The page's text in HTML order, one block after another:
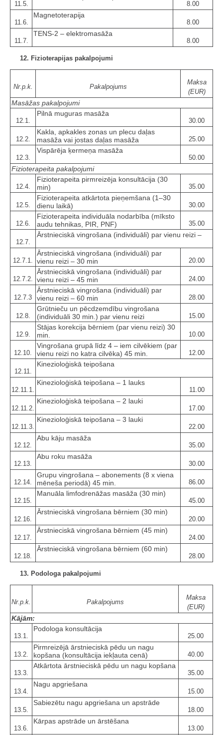
11.5. 8.00
11.6.
Magnetoterapija
8.00
11.7.
TENS-2 – elektromasāža
8.00
12. Fizioterapijas pakalpojumi
Nr.p.k. Pakalpojums
Maksa
(EUR)
Masāžas pakalpojumi
12.1.
Pilnā muguras masāža
30.00
12.2.
Kakla, apkakles zonas un plecu daļas
masāža vai jostas daļas masāža
25.00
12.3.
Vispārēja ķermeņa masāža
50.00
Fizioterapeita pakalpojumi
12.4.
Fizioterapeita pirmreizēja konsultācija (30
min)
35.00
12.5.
Fizioterapeita atkārtota pieņemšana (1–30
dienu laikā)
30.00
12.6.
Fizioterapeita individuāla nodarbība (mīksto
audu tehnikas, PIR, PNF)
35.00
12.7.
Ārstnieciskā vingrošana (individuāli) par vienu reizi –
12.7.1.
Ārstnieciskā vingrošana (individuāli) par
vienu reizi – 30 min
20.00
12.7.2.
Ārstnieciskā vingrošana (individuāli) par
vienu reizi – 45 min
24.00
12.7.3
Ārstnieciskā vingrošana (individuāli) par
vienu reizi – 60 min
28.00
12.8.
Grūtnieču un pēcdzemdību vingrošana
(individuāli 30 min.) par vienu reizi
15.00
12.9.
Stājas korekcija bērniem (par vienu reizi) 30
min.
10.00
12.10.
Vingrošana grupā līdz 4 – iem cilvēkiem (par
vienu reizi no katra cilvēka) 45 min.
12.00
12.11.
Kinezioloģiskā teipošana
12.11.1.
Kinezioloģiskā teipošana – 1 lauks
11.00
12.11.2.
Kinezioloģiskā teipošana – 2 lauki
17.00
12.11.3.
Kinezioloģiskā teipošana – 3 lauki
22.00
12.12.
Abu kāju masāža
35.00
12.13.
Abu roku masāža
30.00
12.14.
Grupu vingrošana – abonements (8 x viena
mēneša periodā) 45 min.
86.00
12.15.
Manuāla limfodrenāžas masāža (30 min)
45.00
12.16.
Ārstnieciskā vingrošana bērniem (30 min)
20.00
12.17.
Ārstnieciskā vingrošana bērniem (45 min)
24.00
12.18.
Ārstnieciskā vingrošana bērniem (60 min)
28.00
13. Podologa pakalpojumi
Nr.p.k. Pakalpojums
Maksa
(EUR)
Kājām:
13.1.
Podologa konsultācija
25.00
13.2.
Pirmreizējā ārstnieciskā pēdu un nagu
kopšana (konsultācija iekļauta cenā)
40.00
13.3.
Atkārtota ārstnieciskā pēdu un nagu kopšana
35.00
13.4.
Nagu apgriešana
15.00
13.5.
Sabiezētu nagu apgriešana un apstrāde
18.00
13.6.
Kārpas apstrāde un ārstēšana
13.00